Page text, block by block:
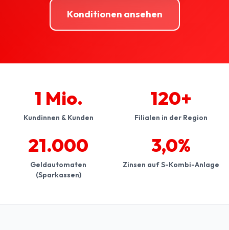
Konditionen ansehen
1 Mio.
Kundinnen & Kunden
120+
Filialen in der Region
21.000
Geldautomaten
(Sparkassen)
3,0%
Zinsen auf S-Kombi-Anlage